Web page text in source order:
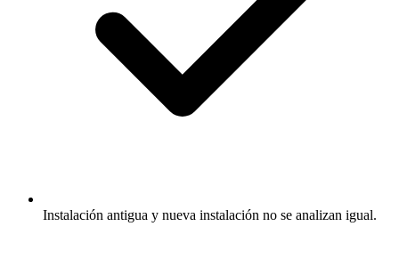
Instalación antigua y nueva instalación no se analizan igual.